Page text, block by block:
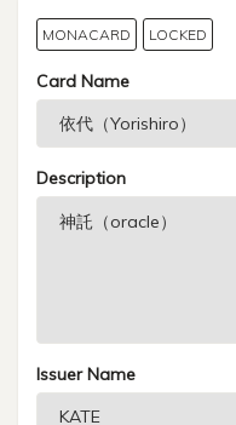
MONACARD LOCKED
Card Name
Description
Issuer Name